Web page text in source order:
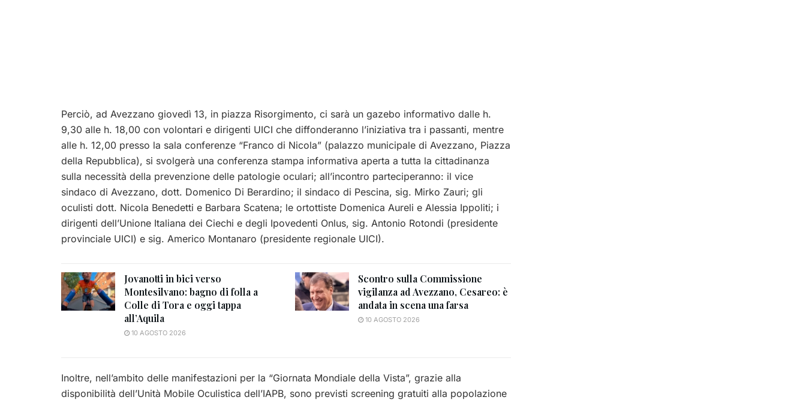
Perciò, ad Avezzano giovedì 13, in piazza Risorgimento, ci sarà un gazebo informativo dalle h.
9,30 alle h. 18,00 con volontari e dirigenti UICI che diffonderanno l’iniziativa tra i passanti, mentre
alle h. 12,00 presso la sala conferenze “Franco di Nicola” (palazzo municipale di Avezzano, Piazza
della Repubblica), si svolgerà una conferenza stampa informativa aperta a tutta la cittadinanza
sulla necessità della prevenzione delle patologie oculari; all’incontro parteciperanno: il vice
sindaco di Avezzano, dott. Domenico Di Berardino; il sindaco di Pescina, sig. Mirko Zauri; gli
oculisti dott. Nicola Benedetti e Barbara Scatena; le ortottiste Domenica Aureli e Alessia Ippoliti; i
dirigenti dell’Unione Italiana dei Ciechi e degli Ipovedenti Onlus, sig. Antonio Rotondi (presidente
provinciale UICI) e sig. Americo Montanaro (presidente regionale UICI).
Jovanotti in bici verso
Montesilvano: bagno di folla a
Colle di Tora e oggi tappa
all’Aquila
10 AGOSTO 2026
Scontro sulla Commissione
vigilanza ad Avezzano, Cesareo: è
andata in scena una farsa
10 AGOSTO 2026
Inoltre, nell’ambito delle manifestazioni per la “Giornata Mondiale della Vista”, grazie alla
disponibilità dell’Unità Mobile Oculistica dell’IAPB, sono previsti screening gratuiti alla popolazione